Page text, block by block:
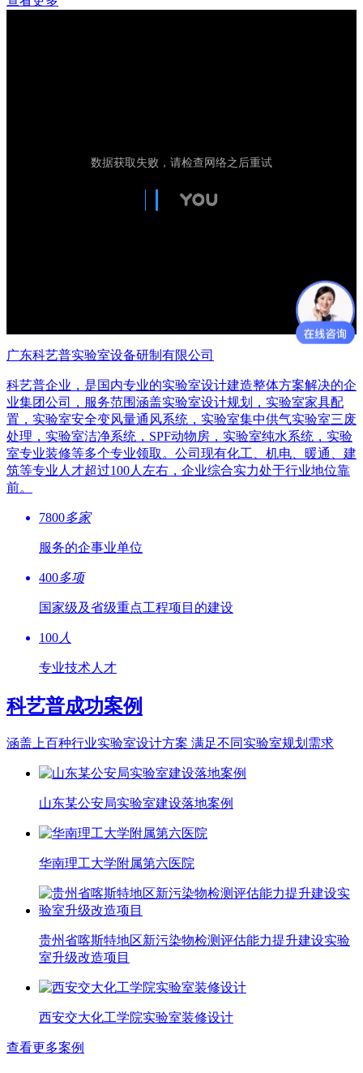
广东科艺普实验室设备研制有限公司
科艺普企业，是国内专业的实验室设计建造整体方案解决的企
业集团公司，服务范围涵盖实验室设计规划，实验室家具配
置，实验室安全变风量通风系统，实验室集中供气实验室三废
处理，实验室洁净系统，SPF动物房，实验室纯水系统，实验
室专业装修等多个专业领取。公司现有化工、机电、暖通、建
筑等专业人才超过100人左右，企业综合实力处于行业地位靠
前。
7800多家
服务的企事业单位
400多项
国家级及省级重点工程项目的建设
100 人
专业技术人才
科艺普成功案例
涵盖上百种行业实验室设计方案 满足不同实验室规划需求
山东某公安局实验室建设落地案例
华南理工大学附属第六医院
贵州省喀斯特地区新污染物检测评估能力提升建设实验
室升级改造项目
西安交大化工学院实验室装修设计
查看更多案例